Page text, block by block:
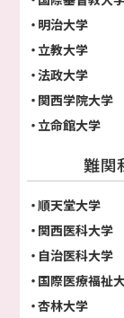
明治大学
立教大学
法政大学
関西学院大学
立命館大学
難関
順天堂大学
関西医科大学
自治医科大学
国際医療福祉
杏林大学